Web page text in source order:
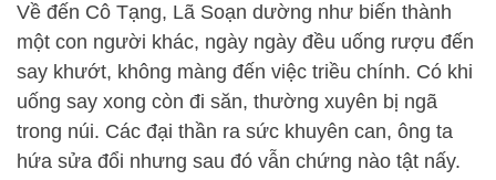
Về đến Cô Tạng, Lã Soạn dường như biến thành
một con người khác, ngày ngày đều uống rượu đến
say khướt, không màng đến việc triều chính. Có khi
uống say xong còn đi săn, thường xuyên bị ngã
trong núi. Các đại thần ra sức khuyên can, ông ta
hứa sửa đổi nhưng sau đó vẫn chứng nào tật nấy.